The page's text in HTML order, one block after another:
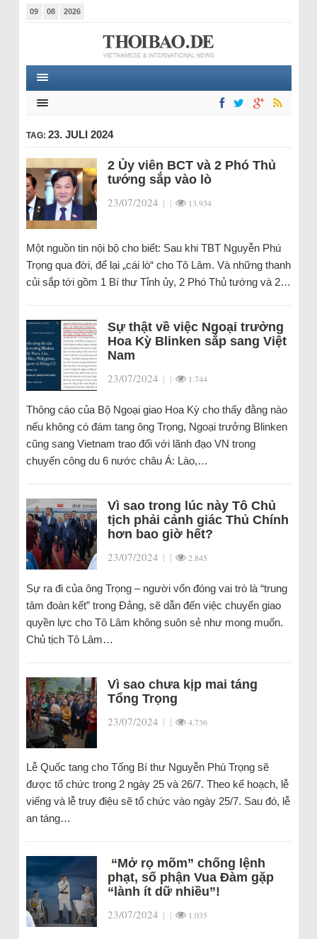
09 08 2026
TAG: 23. JULI 2024
2 Ủy viên BCT và 2 Phó Thủ
tướng sắp vào lò
23/07/2024 | | 13.934
Một nguồn tin nội bộ cho biết: Sau khi TBT Nguyễn Phú
Trọng qua đời, để lại „cái lò“ cho Tô Lâm. Và những thanh
củi sắp tới gồm 1 Bí thư Tỉnh ủy, 2 Phó Thủ tướng và 2…
Sự thật về việc Ngoại trưởng
Hoa Kỳ Blinken sắp sang Việt
Nam
23/07/2024 | | 1.744
Thông cáo của Bộ Ngoại giao Hoa Kỳ cho thấy đằng nào
nếu không có đám tang ông Trọng, Ngoại trưởng Blinken
cũng sang Vietnam trao đổi với lãnh đạo VN trong
chuyến công du 6 nước châu Á: Lào,…
Vì sao trong lúc này Tô Chủ
tịch phải cảnh giác Thủ Chính
hơn bao giờ hết?
23/07/2024 | | 2.845
Sự ra đi của ông Trọng – người vốn đóng vai trò là “trung
tâm đoàn kết” trong Đảng, sẽ dẫn đến việc chuyển giao
quyền lực cho Tô Lâm không suôn sẻ như mong muốn.
Chủ tịch Tô Lâm…
Vì sao chưa kịp mai táng
Tổng Trọng
23/07/2024 | | 4.736
Lễ Quốc tang cho Tổng Bí thư Nguyễn Phú Trọng sẽ
được tổ chức trong 2 ngày 25 và 26/7. Theo kế hoạch, lễ
viếng và lễ truy điệu sẽ tổ chức vào ngày 25/7. Sau đó, lễ
an táng…
“Mở rọ mõm” chống lệnh
phạt, số phận Vua Đàm gặp
“lành ít dữ nhiều”!
23/07/2024 | | 1.035